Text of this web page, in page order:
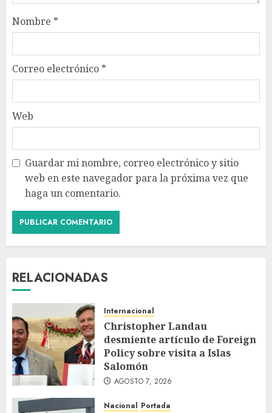
Nombre *
Correo electrónico *
Web
Guardar mi nombre, correo electrónico y sitio
web en este navegador para la próxima vez que
haga un comentario.
RELACIONADAS
Internacional
Christopher Landau
desmiente artículo de Foreign
Policy sobre visita a Islas
Salomón
AGOSTO 7, 2026
Nacional Portada